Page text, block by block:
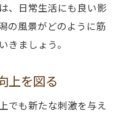
、日常生活にも良い影
の風景がどのように筋
きましょう。
上を図る
でも新たな刺激を与え